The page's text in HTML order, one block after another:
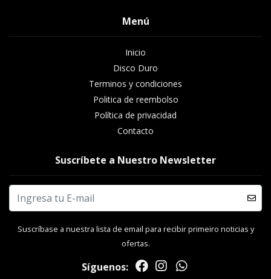
Menú
Inicio
Disco Duro
Terminos y condiciones
Politica de reembolso
Política de privacidad
Contacto
Suscríbete a Nuestro Newsletter
Suscríbase a nuestra lista de email para recibir primeiro noticias y
ofertas.
Síguenos: